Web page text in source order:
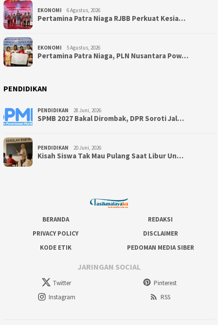
EKONOMI 6 Agustus, 2026
Pertamina Patra Niaga RJBB Perkuat Kesia…
EKONOMI 5 Agustus, 2026
Pertamina Patra Niaga, PLN Nusantara Pow…
PENDIDIKAN
PENDIDIKAN 28 Juni, 2026
SPMB 2027 Bakal Dirombak, DPR Soroti Jal…
PENDIDIKAN 20 Juni, 2026
Kisah Siswa Tak Mau Pulang Saat Libur Un…
BERANDA
REDAKSI
PRIVACY POLICY
DISCLAIMER
KODE ETIK
PEDOMAN MEDIA SIBER
JARINGAN SOCIAL
Twitter
Pinterest
Instagram
RSS